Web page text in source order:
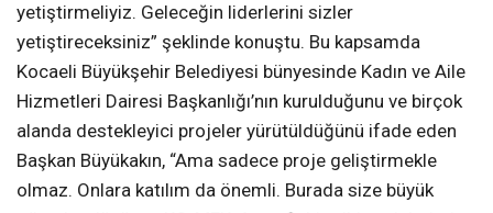
yetiştirmeliyiz. Geleceğin liderlerini sizler
yetiştireceksiniz” şeklinde konuştu. Bu kapsamda
Kocaeli Büyükşehir Belediyesi bünyesinde Kadın ve Aile
Hizmetleri Dairesi Başkanlığı’nın kurulduğunu ve birçok
alanda destekleyici projeler yürütüldüğünü ifade eden
Başkan Büyükakın, “Ama sadece proje geliştirmekle
olmaz. Onlara katılım da önemli. Burada size büyük